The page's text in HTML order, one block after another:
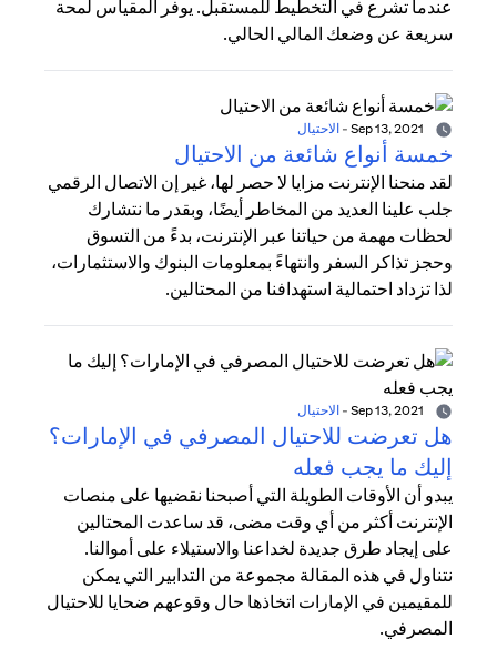
عندما تشرع في التخطيط للمستقبل. يوفر المقياس لمحة
سريعة عن وضعك المالي الحالي.
- الاحتيال
خمسة أنواع شائعة من الاحتيال
لقد منحنا الإنترنت مزايا لا حصر لها، غير إن الاتصال الرقمي
جلب علينا العديد من المخاطر أيضًا، وبقدر ما نتشارك
لحظات مهمة من حياتنا عبر الإنترنت، بدءً من التسوق
وحجز تذاكر السفر وانتهاءً بمعلومات البنوك والاستثمارات،
لذا تزداد احتمالية استهدافنا من المحتالين.
- الاحتيال
هل تعرضت للاحتيال المصرفي في الإمارات؟
إليك ما يجب فعله
يبدو أن الأوقات الطويلة التي أصبحنا نقضيها على منصات
الإنترنت أكثر من أي وقت مضى، قد ساعدت المحتالين
على إيجاد طرق جديدة لخداعنا والاستيلاء على أموالنا.
نتناول في هذه المقالة مجموعة من التدابير التي يمكن
للمقيمين في الإمارات اتخاذها حال وقوعهم ضحايا للاحتيال
المصرفي.